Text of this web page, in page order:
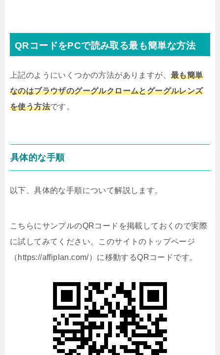
QRコードをPCで読み取る最も簡単な方法
上記のようにいくつかの方法がありますが、 最も簡単
なのはブラウザのグーグルクロームとグーグルレンズ
を使う方法です。
具体的な手順
以下、具体的な手順について解説します。
こちらにサンプルのQRコードを掲載しておくので実際
に試してみてください。このサイトのトップページ
（https://affiplan.com/）に移動するQRコードです。